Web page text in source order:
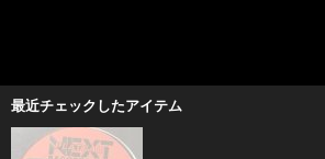
最近チェックしたアイテム